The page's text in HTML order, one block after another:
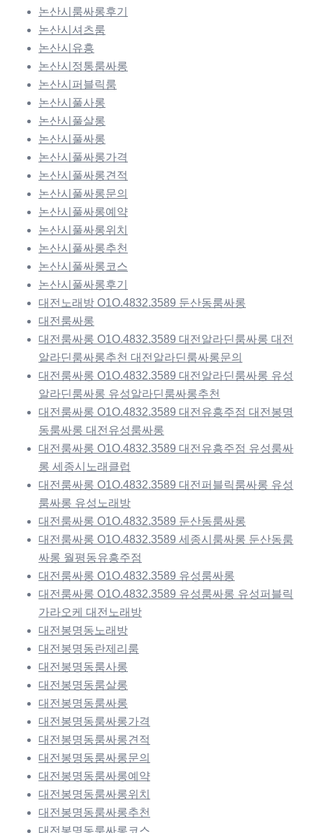
논산시룸싸롱후기
논산시셔츠룸
논산시유흥
논산시정통룸싸롱
논산시퍼블릭룸
논산시풀사롱
논산시풀살롱
논산시풀싸롱
논산시풀싸롱가격
논산시풀싸롱견적
논산시풀싸롱문의
논산시풀싸롱예약
논산시풀싸롱위치
논산시풀싸롱추천
논산시풀싸롱코스
논산시풀싸롱후기
대전노래방 O1O.4832.3589 둔산동룸싸롱
대전룸싸롱
대전룸싸롱 O1O.4832.3589 대전알라딘룸싸롱 대전
알라딘룸싸롱추천 대전알라딘룸싸롱문의
대전룸싸롱 O1O.4832.3589 대전알라딘룸싸롱 유성
알라딘룸싸롱 유성알라딘룸싸롱추천
대전룸싸롱 O1O.4832.3589 대전유흥주점 대전봉명
동룸싸롱 대전유성룸싸롱
대전룸싸롱 O1O.4832.3589 대전유흥주점 유성룸싸
롱 세종시노래클럽
대전룸싸롱 O1O.4832.3589 대전퍼블릭룸싸롱 유성
룸싸롱 유성노래방
대전룸싸롱 O1O.4832.3589 둔산동룸싸롱
대전룸싸롱 O1O.4832.3589 세종시룸싸롱 둔산동룸
싸롱 월평동유흥주점
대전룸싸롱 O1O.4832.3589 유성룸싸롱
대전룸싸롱 O1O.4832.3589 유성룸싸롱 유성퍼블릭
가라오케 대전노래방
대전봉명동노래방
대전봉명동란제리룸
대전봉명동룸사롱
대전봉명동룸살롱
대전봉명동룸싸롱
대전봉명동룸싸롱가격
대전봉명동룸싸롱견적
대전봉명동룸싸롱문의
대전봉명동룸싸롱예약
대전봉명동룸싸롱위치
대전봉명동룸싸롱추천
대전봉명동룸싸롱코스